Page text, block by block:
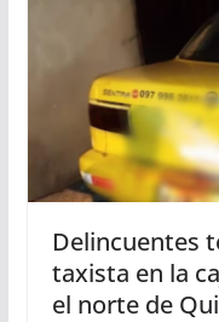
Delincuentes
taxista en la
el norte de